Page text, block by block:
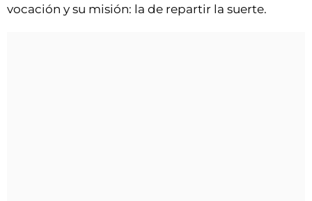
vocación y su misión: la de repartir la suerte.